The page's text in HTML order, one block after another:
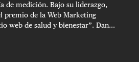
de medición. Bajo su liderazgo,
premio de la Web Marketing
web de salud y bienestar”. Dan...